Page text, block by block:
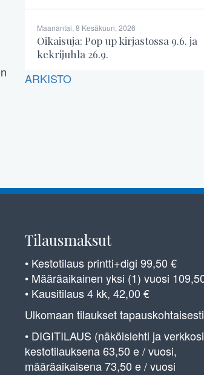
Maanantai, 8 Kesäkuun, 2026
Oikaisuja: Pop up kirjastossa 9.6. ja
kekrijuhla 26.9.
ARKISTO
Tilausmaksut
• Kestotilaus printti+digi 99,50 €
• Määräaikainen yksi (1) vuosi
• Kausitilaus 4 kk, 42,00 €
Ulkomaan tilaukset
• DIGITILAUS (näköislehti ja
kestotilauksena 63,50 e / vuosi,
määräaikaisena 73,50 e / vuosi